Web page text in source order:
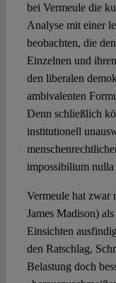
bei Vermeule die
Analyse mit einer
beobachten, die
Einzelnen und
den liberalen
ambivalenten
Denn schließlich
institutionell
impossibilium nulla
Vermeule hat zwar
James Madison)
Einsichten
den Ratschlag,
Belastung doch